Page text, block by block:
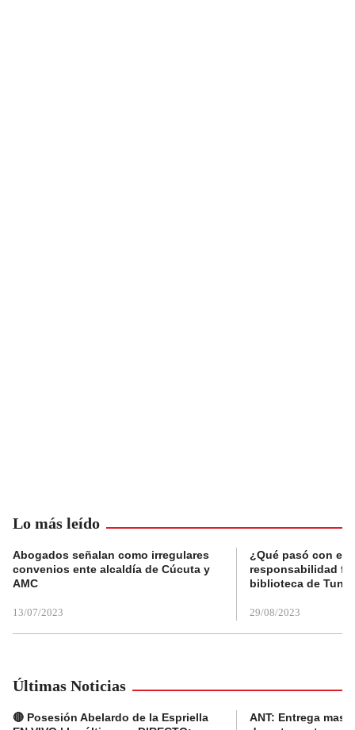
Lo más leído
Abogados señalan como irregulares
convenios ente alcaldía de Cúcuta y
AMC
13/07/2023
¿Qué pasó con el
responsabilidad
biblioteca de
29/08/2023
Últimas Noticias
🔴 Posesión Abelardo de la Espriella
ANT: Entrega